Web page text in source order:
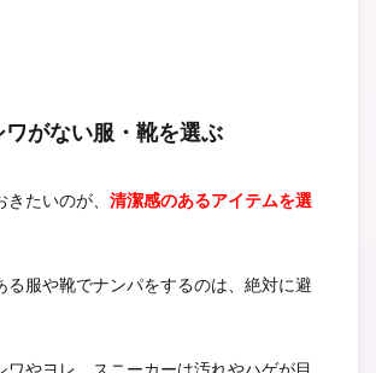
ワがない服・靴を選ぶ
たいのが、 清潔感のあるアイテムを選
る服や靴でナンパをするのは、絶対に避